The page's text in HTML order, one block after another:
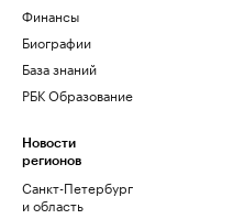
Финансы
Биографии
База знаний
РБК Образование
Новости
регионов
Санкт-Петербург
и область